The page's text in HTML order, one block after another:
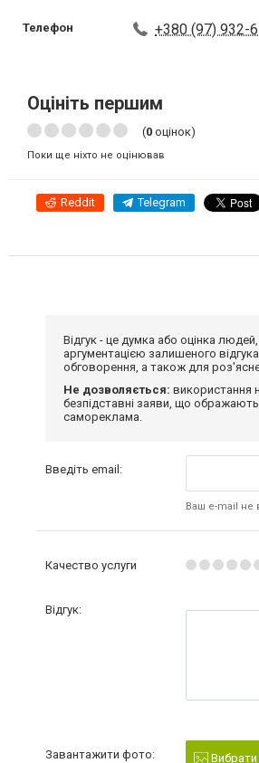
Телефон +380 (97) 932-
Оцініть першим
(0 оцінок)
Поки ще ніхто не оцінював
Reddit Telegram
Відгук - це думка або оцінка
аргументацією залишеного
обговорення, а також для
Не дозволяється: використання
безпідставні заяви, що ображають
самореклама.
Введіть email:
Ваш e-mail не
Качество услуги
Відгук:
Завантажити фото: Вибрати